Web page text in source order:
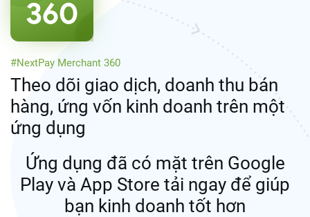
#NextPay Merchant 360
Theo dõi giao dịch, doanh thu bán
hàng, ứng vốn kinh doanh trên một
ứng dụng
Ứng dụng đã có mặt trên Google
Play và App Store tải ngay để giúp
bạn kinh doanh tốt hơn